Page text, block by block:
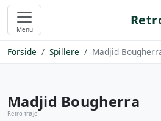
Menu
Forside Spillere Madjid
Madjid Bougherra
Retro trøje